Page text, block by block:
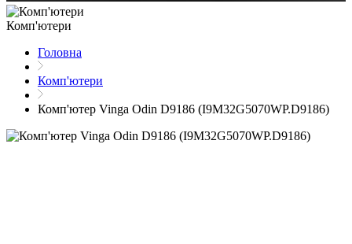
Комп'ютери
Головна
Комп'ютери
Комп'ютер Vinga Odin D9186 (I9M32G5070WP.D9186)